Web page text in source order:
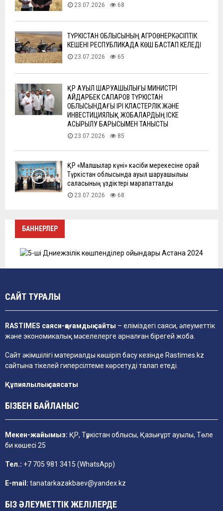
23.07.2026 68
ТҮРКІСТАН ОБЛЫСЫНЫҢ АГРОӨНЕРКӘСІПТІК
КЕШЕНІ РЕСПУБЛИКАДА КӨШ БАСТАП КЕЛЕДІ
23.07.2026 65
ҚР АУЫЛ ШАРУАШЫЛЫҒЫ МИНИСТРІ
АЙДАРБЕК САПАРОВ ТҮРКІСТАН
ОБЛЫСЫНДАҒЫ ІРІ КЛАСТЕРЛІК ЖӘНЕ
ИНВЕСТИЦИЯЛЫҚ ЖОБАЛАРДЫҢ ІСКЕ
АСЫРЫЛУ БАРЫСЫМЕН ТАНЫСТЫ
23.07.2026 85
ҚР «Малшылар күні» кәсіби мерекесіне орай
Түркістан облысында ауыл шаруашылығы
саласының үздіктері марапатталды
23.07.2026 68
БАННЕРЛЕР
САЙТ ТУРАЛЫ
RASTIMES саяси-қоғамдық сайты – еліміздегі саяси, әлеуметтік
және экономикалық мәселелерге арналған бірегей жоба.
Сайт әкімшілігі материалды көшіріп басу кезінде Rastimes.kz
сайтына тікелей гиперсілтеме көрсетуді талап етеді.
Құпиялылық саясаты
БІЗБЕН БАЙЛАНЫС
Мекен-жайымыз: ҚР, Түркістан облысы, Қазығұрт ауылы, Төле
би көшесі 25
Тел.: +7 705 981 3415 (WhatsApp)
E-mail: tanatarkazakbaev@yandex.kz
БІЗ ӘЛЕУМЕТТІК ЖЕЛІЛЕРДЕ